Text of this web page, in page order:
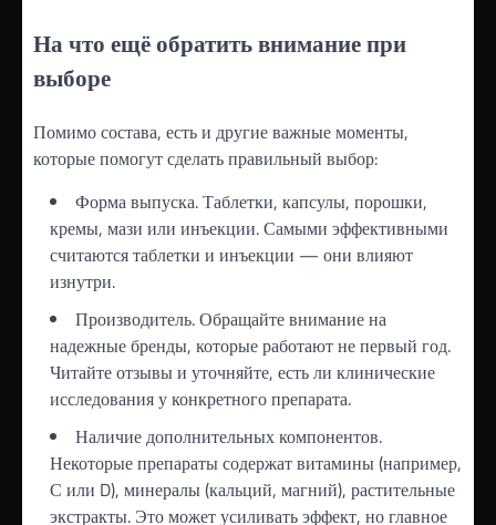
На что ещё обратить внимание при
выборе
Помимо состава, есть и другие важные моменты,
которые помогут сделать правильный выбор:
Форма выпуска. Таблетки, капсулы, порошки,
кремы, мази или инъекции. Самыми эффективными
считаются таблетки и инъекции — они влияют
изнутри.
Производитель. Обращайте внимание на
надежные бренды, которые работают не первый год.
Читайте отзывы и уточняйте, есть ли клинические
исследования у конкретного препарата.
Наличие дополнительных компонентов.
Некоторые препараты содержат витамины (например,
С или D), минералы (кальций, магний), растительные
экстракты. Это может усиливать эффект, но главное